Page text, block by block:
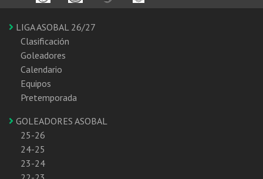
LIGA ASOBAL 26/27
Clasificación
Goleadores
Calendario
Equipos
Pretemporada
GOLEADORES ASOBAL
25-26
24-25
23-24